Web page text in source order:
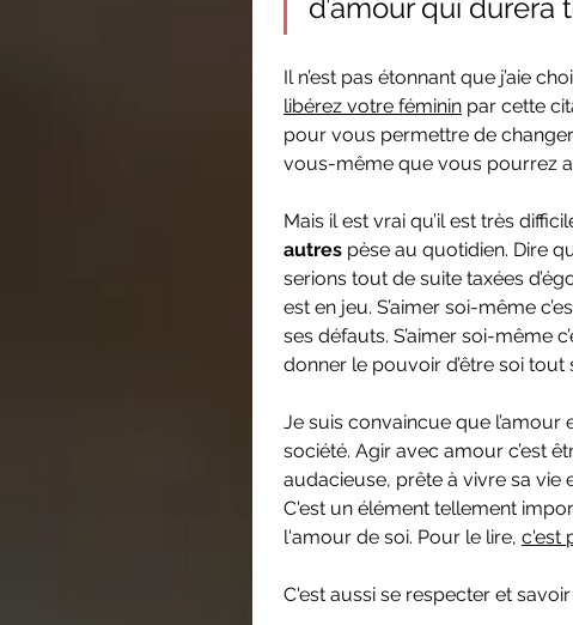
d’amour qui durera
Il n’est pas étonnant que j’aie
libérez votre féminin par cette
pour vous permettre de
vous-même que vous pourrez
Mais il est vrai qu’il est très
autres pèse au quotidien. Dire
serions tout de suite taxées
est en jeu. S’aimer soi-même
ses défauts. S’aimer soi-même
donner le pouvoir d’être soi tout
Je suis convaincue que
société. Agir avec amour c’est
audacieuse, prête à vivre sa vie
C'est un élément tellement
l'amour de soi. Pour le lire, c'est
C'est aussi se respecter et